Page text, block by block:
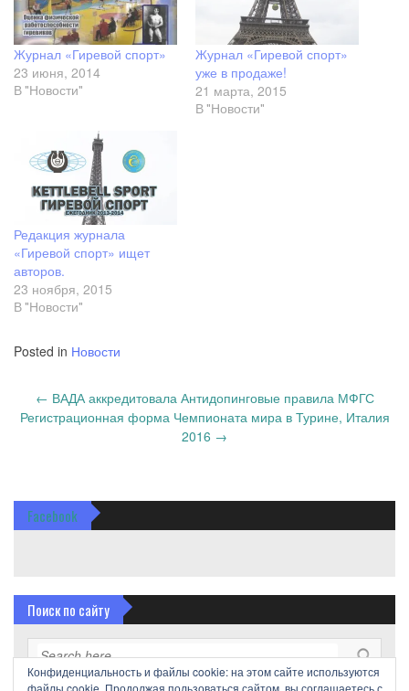
Журнал «Гиревой спорт»
23 июня, 2014
В "Новости"
Журнал «Гиревой спорт»
уже в продаже!
21 марта, 2015
В "Новости"
Редакция журнала
«Гиревой спорт» ищет
авторов.
23 ноября, 2015
В "Новости"
Posted in Новости
Post
navigation
← ВАДА аккредитовала Антидопинговые правила МФГС
Регистрационная форма Чемпионата мира в Турине, Италия
2016 →
Facebook
Поиск по сайту
Конфиденциальность и файлы cookie: на этом сайте используются
файлы cookie. Продолжая пользоваться сайтом, вы соглашаетесь с